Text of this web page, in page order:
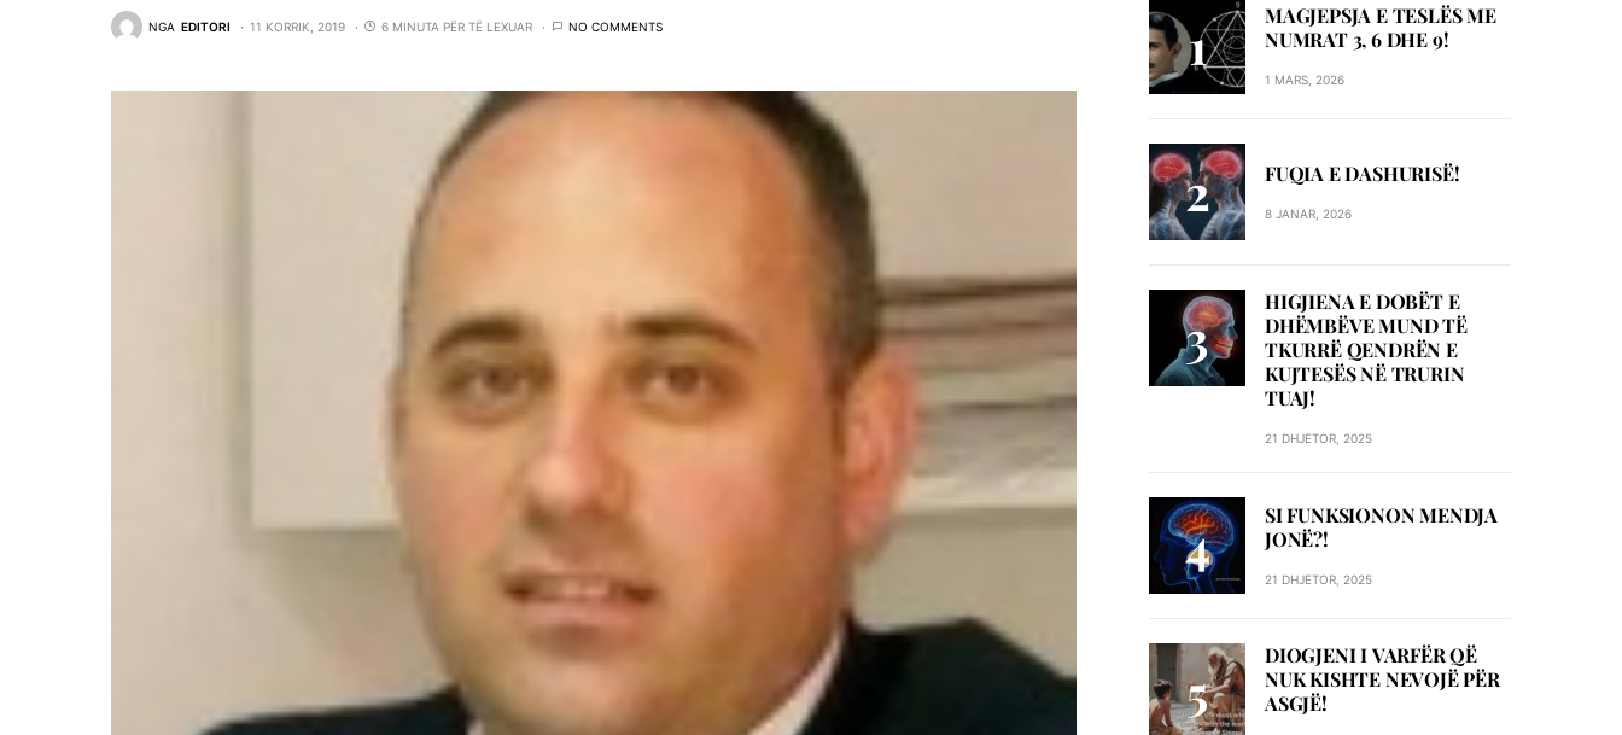
NGA EDITORI 11 KORRIK, 2019 6 MINUTA PËR TË LEXUAR NO COMMENTS
MAGJEPSJA E TESLËS ME
NUMRAT 3, 6 DHE 9!
1 MARS, 2026
FUQIA E DASHURISË!
8 JANAR, 2026
HIGJIENA E DOBËT E
DHËMBËVE MUND TË
TKURRË QENDRËN E
KUJTESËS NË TRURIN
TUAJ!
21 DHJETOR, 2025
SI FUNKSIONON MENDJA
JONË?!
21 DHJETOR, 2025
DIOGJENI I VARFËR QË
NUK KISHTE NEVOJË PËR
ASGJË!